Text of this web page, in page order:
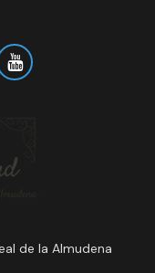
de la Almudena